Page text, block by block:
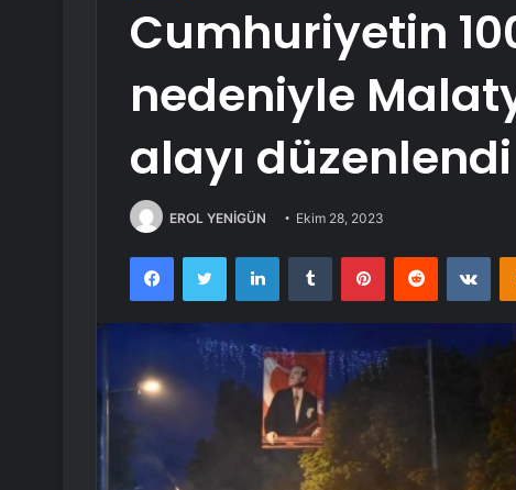
Cumhuriyetin
nedeniyle
alayı düzenlendi
EROL YENİGÜN Ekim 28, 2023
FacebookTwitter LinkedInTumblr PinterestReddit